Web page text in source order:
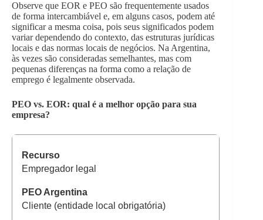
Observe que EOR e PEO são frequentemente usados
de forma intercambiável e, em alguns casos, podem até
significar a mesma coisa, pois seus significados podem
variar dependendo do contexto, das estruturas jurídicas
locais e das normas locais de negócios. Na Argentina,
às vezes são consideradas semelhantes, mas com
pequenas diferenças na forma como a relação de
emprego é legalmente observada.
PEO vs. EOR: qual é a melhor opção para sua
empresa?
Empregador legal
Cliente (entidade local obrigatória)